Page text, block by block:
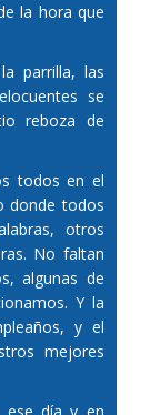
la hora que
parrilla, las
se
reboza de
todos en el
donde todos
otros
No faltan
algunas de
Y la
y el
mejores